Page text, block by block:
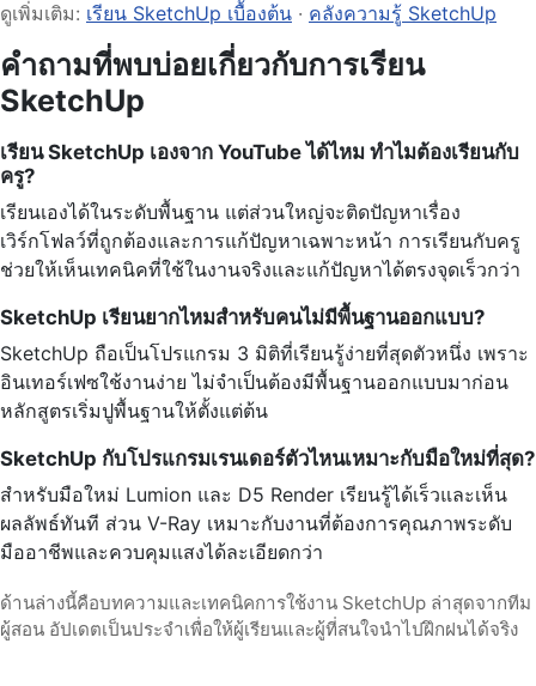
ดูเพิ่มเติม: เรียน SketchUp เบื้องต้น · คลังความรู้ SketchUp
คำถามที่พบบ่อยเกี่ยวกับการเรียน
SketchUp
เรียน SketchUp เองจาก YouTube ได้ไหม ทำไมต้องเรียนกับ
ครู?
เรียนเองได้ในระดับพื้นฐาน แต่ส่วนใหญ่จะติดปัญหาเรื่อง
เวิร์กโฟลว์ที่ถูกต้องและการแก้ปัญหาเฉพาะหน้า การเรียนกับครู
ช่วยให้เห็นเทคนิคที่ใช้ในงานจริงและแก้ปัญหาได้ตรงจุดเร็วกว่า
SketchUp เรียนยากไหมสำหรับคนไม่มีพื้นฐานออกแบบ?
SketchUp ถือเป็นโปรแกรม 3 มิติที่เรียนรู้ง่ายที่สุดตัวหนึ่ง เพราะ
อินเทอร์เฟซใช้งานง่าย ไม่จำเป็นต้องมีพื้นฐานออกแบบมาก่อน
หลักสูตรเริ่มปูพื้นฐานให้ตั้งแต่ต้น
SketchUp กับโปรแกรมเรนเดอร์ตัวไหนเหมาะกับมือใหม่ที่สุด?
สำหรับมือใหม่ Lumion และ D5 Render เรียนรู้ได้เร็วและเห็น
ผลลัพธ์ทันที ส่วน V-Ray เหมาะกับงานที่ต้องการคุณภาพระดับ
มืออาชีพและควบคุมแสงได้ละเอียดกว่า
ด้านล่างนี้คือบทความและเทคนิคการใช้งาน SketchUp ล่าสุดจากทีม
ผู้สอน อัปเดตเป็นประจำเพื่อให้ผู้เรียนและผู้ที่สนใจนำไปฝึกฝนได้จริง